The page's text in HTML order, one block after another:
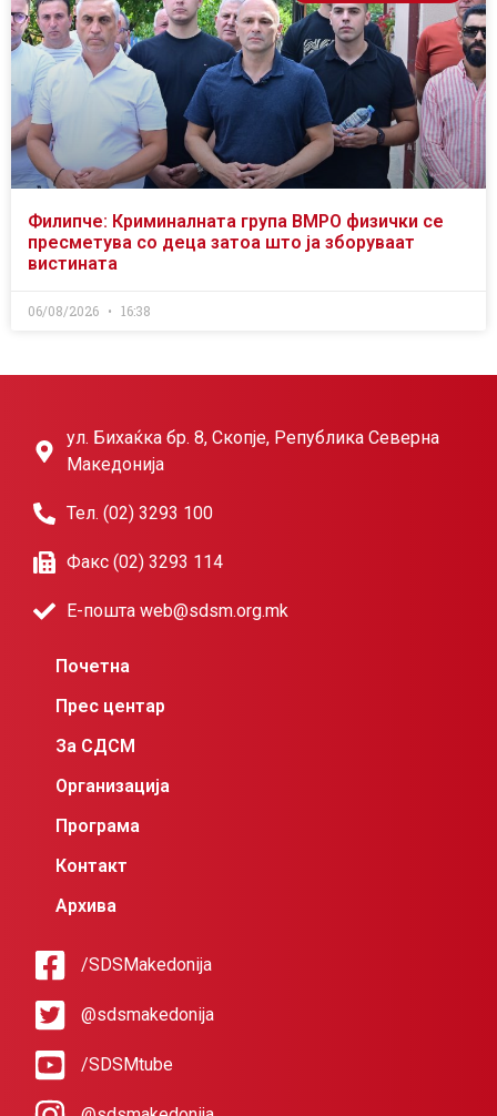
Филипче: Криминалната група ВМРО физички се
пресметува со деца затоа што ја зборуваат
вистината
06/08/2026 16:38
ул. Бихаќка бр. 8, Скопје, Република Северна
Македонија
Тел. (02) 3293 100
Факс (02) 3293 114
Е-пошта web@sdsm.org.mk
Почетна
Прес центар
За СДСМ
Организација
Програма
Контакт
Архива
/SDSMakedonija
@sdsmakedonija
/SDSMtube